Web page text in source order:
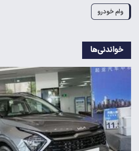
وام خودرو
خواندنی‌ها